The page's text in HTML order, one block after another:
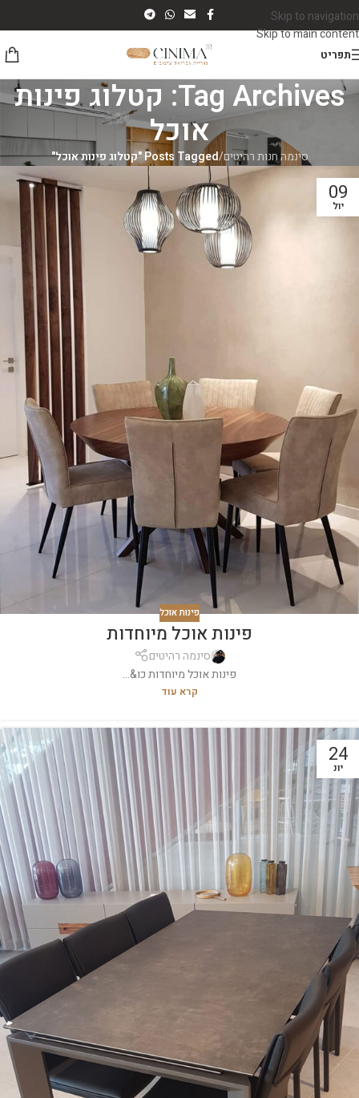
Skip to navigation
Skip to main content
תפריט
Tag Archives: קטלוג פינות
אוכל
סינמה חנות רהיטים/Posts Tagged "קטלוג פינות אוכל"
09
יול
פינות אוכל
פינות אוכל מיוחדות
סינמה רהיטים
פינות אוכל מיוחדות כו&...
קרא עוד
24
יונ